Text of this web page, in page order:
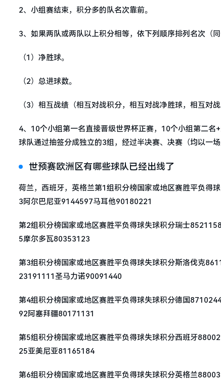
2、小组赛结束，积分多的队名次靠前。
3、如果两队或两队以上积分相等，依下列顺序排列名次（
（1）净胜球。
（2）总进球数。
（3）相互战绩（相互对战积分，相互对战净胜球，相互对
4、10个小组第一名直接晋级世界杯正赛，10个小组第二
球队通过抽签分成独立的3组，经过半决赛、决赛（均以一
世预赛欧洲区有哪些球队已经出线了
荷兰，西班牙，英格兰第1组积分榜国家或地区赛胜平负
3阿尔巴尼亚9144597马耳他90180221
第2组积分榜国家或地区赛胜平负得球失球积分瑞士
5摩尔多瓦80353123
第3组积分榜国家或地区赛胜平负得球失球积分斯洛伐克
23191111圣马力诺90091440
第4组积分榜国家或地区赛胜平负得球失球积分德国
92阿塞拜疆80171131
第5组积分榜国家或地区赛胜平负得球失球积分西班牙
25亚美尼亚81165184
第6组积分榜国家或地区赛胜平负得球失球积分英格兰